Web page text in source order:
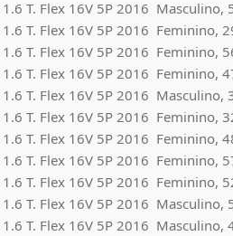
1.6 T. Flex 16V 5P 2016 Masculino,
1.6 T. Flex 16V 5P 2016 Feminino,
1.6 T. Flex 16V 5P 2016 Feminino,
1.6 T. Flex 16V 5P 2016 Feminino,
1.6 T. Flex 16V 5P 2016 Masculino,
1.6 T. Flex 16V 5P 2016 Feminino,
1.6 T. Flex 16V 5P 2016 Feminino,
1.6 T. Flex 16V 5P 2016 Feminino,
1.6 T. Flex 16V 5P 2016 Feminino,
1.6 T. Flex 16V 5P 2016 Masculino,
1.6 T. Flex 16V 5P 2016 Masculino,